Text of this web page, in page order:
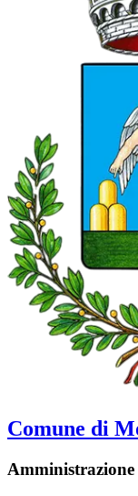
Comune di
Amministrazione